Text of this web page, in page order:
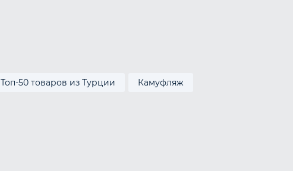
Топ-50 товаров из Турции Камуфляж